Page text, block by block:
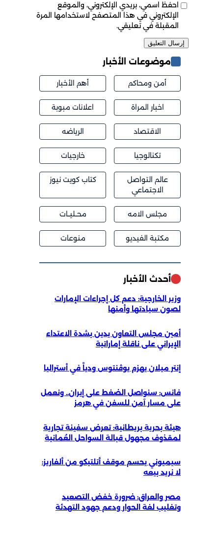
احفظ اسمي، بريدي الإلكتروني، والموقع
الإلكتروني في هذا المتصفح لاستخدامها المرة
المقبلة في تعليقي.
موضوعات الأخبار
أمن ومحاكم أهم الأخبار
اخبار المراة اعلانات مبوبة
الاقتصاد الرياضه
تكنالوجيا خارجيات
عالم التواصل
الاجتماعي
كتاب كويت نيوز
مجلس الامه محــليــات
مكتبة الفيديو منوعات
أحدث الأخبار
وزير الخارجية: دعم كل إجراءات الإمارات
لصون سيادتها وأمنها
أمين مجلس التعاون يدين بشدة الاعتداء
الإيراني على ناقلة إماراتية
إنتر ميلان يهزم يوڤنتوس ودياً في أستراليا
فانس: سنواصل الضغط على إيران.. ونعمل
على مسار آمن للسفن في هرمز
هيئة بحرية بريطانية: تعرض سفينة تجارية
لمقذوف مجهول قبالة السواحل العُمانية
سيميوني يحسم موقف أتلتيكو من ألفاريز:
لا نريد بيعه
مصر والعراق: ضرورة خفض التصعيد
وتغليب لغة الحوار ودعم جهود التهدئة